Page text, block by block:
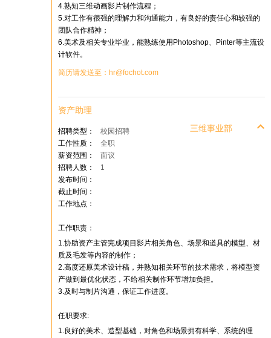
4.熟知三维动画影片制作流程；
5.对工作有很强的理解力和沟通能力，有良好的责任心和较强的
团队合作精神；
6.美术及相关专业毕业，能熟练使用Photoshop、Pinter等主流设
计软件。
简历请发送至：hr@fochot.com
资产助理
三维事业部
招聘类型：
校园招聘
工作性质：
全职
薪资范围：
面议
招聘人数：
1
发布时间：
截止时间：
工作地点：
工作职责：
1.协助资产主管完成项目影片相关角色、场景和道具的模型、材
质及毛发等内容的制作；
2.高度还原美术设计稿，并熟知相关环节的技术需求，将模型资
产做到最优化状态，不给相关制作环节增加负担。
3.及时与制片沟通，保证工作进度。
任职要求:
1.良好的美术、造型基础，对角色和场景拥有科学、系统的理